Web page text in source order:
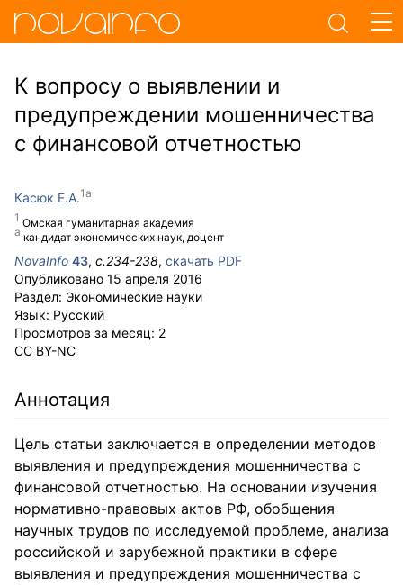
К вопросу о выявлении и
предупреждении мошенничества
с финансовой отчетностью
Касюк Е.А.
Омская гуманитарная академия
кандидат экономических наук, доцент
NovaInfo 43, с.234-238, скачать PDF
Опубликовано 15 апреля 2016
Раздел: Экономические науки
Язык: Русский
Просмотров за месяц: 2
CC BY-NC
Аннотация
Цель статьи заключается в определении методов
выявления и предупреждения мошенничества с
финансовой отчетностью. На основании изучения
нормативно-правовых актов РФ, обобщения
научных трудов по исследуемой проблеме, анализа
российской и зарубежной практики в сфере
выявления и предупреждения мошенничества с